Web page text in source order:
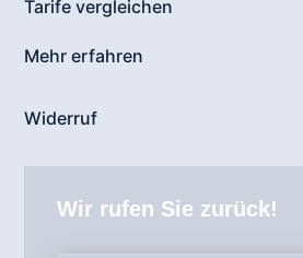
Tarife vergleichen
Mehr erfahren
Widerruf
Wir rufen Sie zurück!